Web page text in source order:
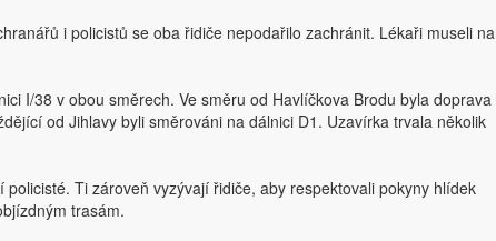
i policistů se oba řidiče nepodařilo zachránit. Lékaři museli na
I/38 v obou směrech. Ve směru od Havlíčkova Brodu byla doprava
od Jihlavy byli směrováni na dálnici D1. Uzavírka trvala několik
Ti zároveň vyzývají řidiče, aby respektovali pokyny hlídek
trasám.